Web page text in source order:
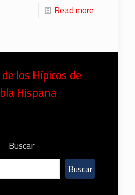
Read more
los Hípicos de
Hispana
Buscar
Buscar